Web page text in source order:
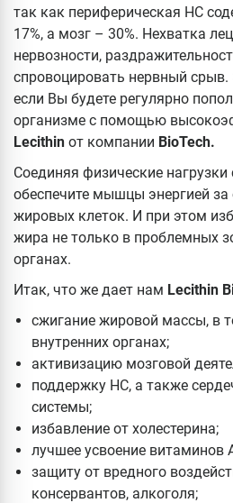
так как периферическая НС
17%, а мозг – 30%. Нехватка
нервозности,
спровоцировать нервный срыв.
если Вы будете регулярно
организме с помощью
Lecithin от компании BioTech.
Соединяя физические
обеспечите мышцы энергией за
жировых клеток. И при этом
жира не только в проблемных
органах.
Итак, что же дает нам Lecithin
сжигание жировой массы, в
внутренних органах;
активизацию мозговой
поддержку НС, а также
системы;
избавление от холестерина;
лучшее усвоение витаминов
защиту от вредного
консервантов, алкоголя;